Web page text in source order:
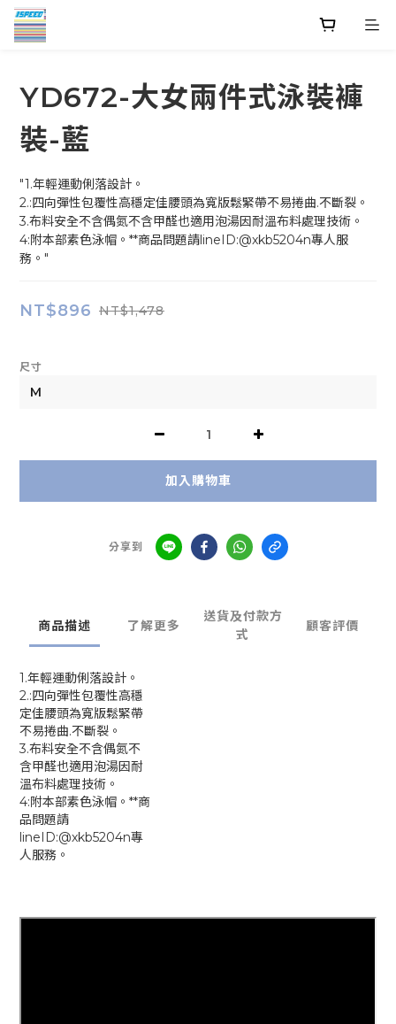
YD672-大女兩件式泳裝褲
裝-藍
"1.年輕運動俐落設計。
2.:四向彈性包覆性高穩定佳腰頭為寬版鬆緊帶不易捲曲.不斷裂。
3.布料安全不含偶氮不含甲醛也適用泡湯因耐溫布料處理技術。
4:附本部素色泳帽。**商品問題請lineID:@xkb5204n專人服
務。"
NT$896 NT$1,478
尺寸
加入購物車
分享到
商品描述 了解更多
送貨及付款方
式
顧客評價
1.年輕運動俐落設計。
2.:四向彈性包覆性高穩
定佳腰頭為寬版鬆緊帶
不易捲曲.不斷裂。
3.布料安全不含偶氮不
含甲醛也適用泡湯因耐
溫布料處理技術。
4:附本部素色泳帽。**商
品問題請
lineID:@xkb5204n專
人服務。